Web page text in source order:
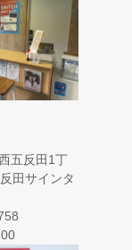
五反田1丁
田サインタ